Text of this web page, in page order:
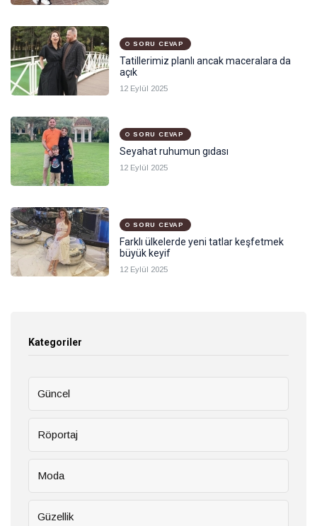
SORU CEVAP
Tatillerimiz planlı ancak maceralara da
açık
12 Eylül 2025
SORU CEVAP
Seyahat ruhumun gıdası
12 Eylül 2025
SORU CEVAP
Farklı ülkelerde yeni tatlar keşfetmek
büyük keyif
12 Eylül 2025
Kategoriler
Güncel
Röportaj
Moda
Güzellik